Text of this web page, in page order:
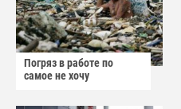
Погряз в работе по
самое не хочу